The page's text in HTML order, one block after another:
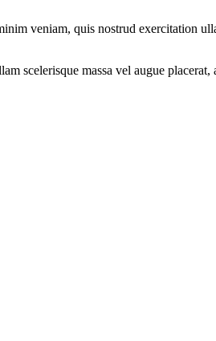
veniam, quis nostrud exercitation
scelerisque massa vel augue placerat,